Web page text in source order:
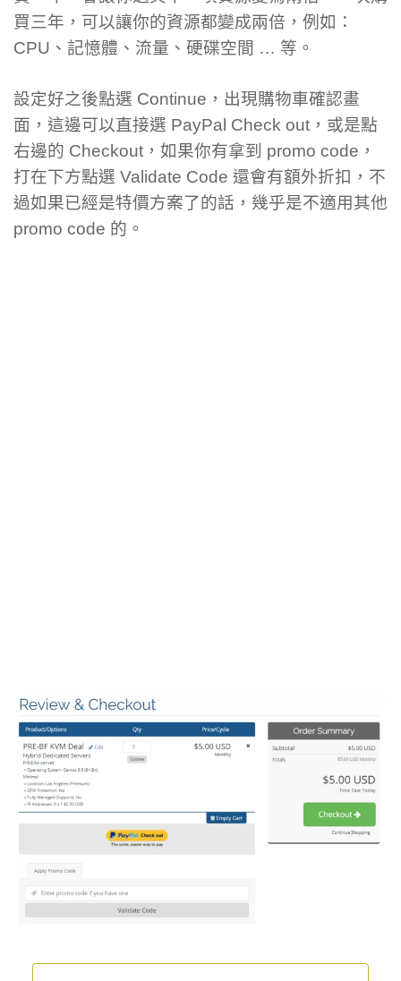
買三年，可以讓你的資源都變成兩倍，例如：
CPU、記憶體、流量、硬碟空間 … 等。
設定好之後點選 Continue，出現購物車確認畫
面，這邊可以直接選 PayPal Check out，或是點
右邊的 Checkout，如果你有拿到 promo code，
打在下方點選 Validate Code 還會有額外折扣，不
過如果已經是特價方案了的話，幾乎是不適用其他
promo code 的。